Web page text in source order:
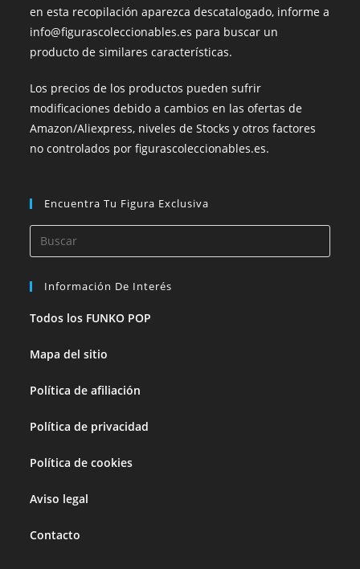
en esta recopilación aparezca descatalogado, informe a
info@figurascoleccionables.es para buscar un
producto de similares características.
Los precios de los productos pueden sufrir
modificaciones debido a cambios en las ofertas de
Amazon/Aliexpress, niveles de Stocks y otros factores
no controlados por figurascoleccionables.es.
Encuentra Tu Figura Exclusiva
Información De Interés
Todos los FUNKO POP
Mapa del sitio
Política de afiliación
Política de privacidad
Política de cookies
Aviso legal
Contacto